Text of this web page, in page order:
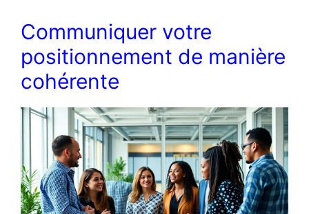
Communiquer votre
positionnement de manière
cohérente